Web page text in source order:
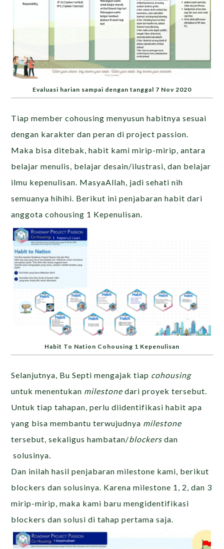
Evaluasi harian sampai dengan tanggal 7 Nov 2020
Tiap member cohousing menyusun habitnya sesuai
dengan karakter dan peran di project passion.
Maka bisa ditebak, habit kami mirip-mirip, antara
belajar menulis, belajar desain/ilustrasi, dan belajar
ilmu kepenulisan. MasyaAllah, jadi sehati nih
semuanya hihihi. Berikut ini penjabaran habit dari
anggota cohousing 1 Kepenulisan.
Habit To Nation Cohousing 1 Kepenulisan
Selanjutnya, Bu Septi mengajak tiap cohousing
untuk menentukan milestone dari proyek tersebut.
Untuk tiap tahapan, perlu diidentifikasi habit apa
yang bisa membantu terwujudnya milestone
tersebut, sekaligus hambatan/blockers dan
solusinya.
Dan inilah hasil penjabaran milestone kami, berikut
blockers dan solusinya. Karena milestone 1, 2, dan 3
mirip-mirip, maka kami baru mengidentifikasi
blockers dan solusi di tahap pertama saja.